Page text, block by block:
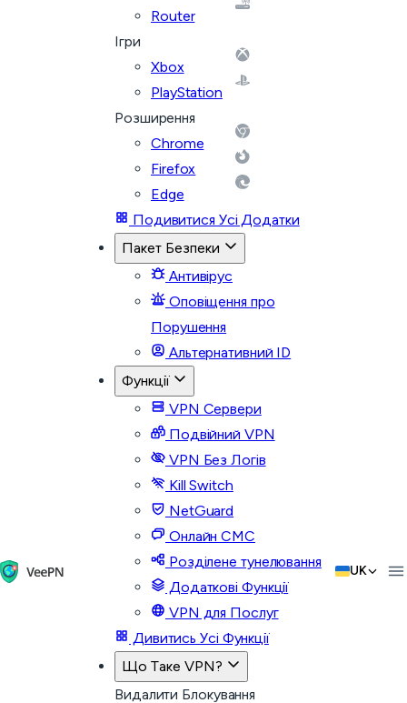
Router
Ігри
Xbox
PlayStation
Розширення
Chrome
Firefox
Edge
Подивитися Усі Додатки
Пакет Безпеки
Антивірус
Оповіщення про
Порушення
Альтернативний ID
Функції
VPN Сервери
Подвійний VPN
VPN Без Логів
Kill Switch
NetGuard
Онлайн СМС
Розділене тунелювання
Додаткові Функції
VPN для Послуг
Дивитись Усі Функції
Що Таке VPN?
Видалити Блокування
UK